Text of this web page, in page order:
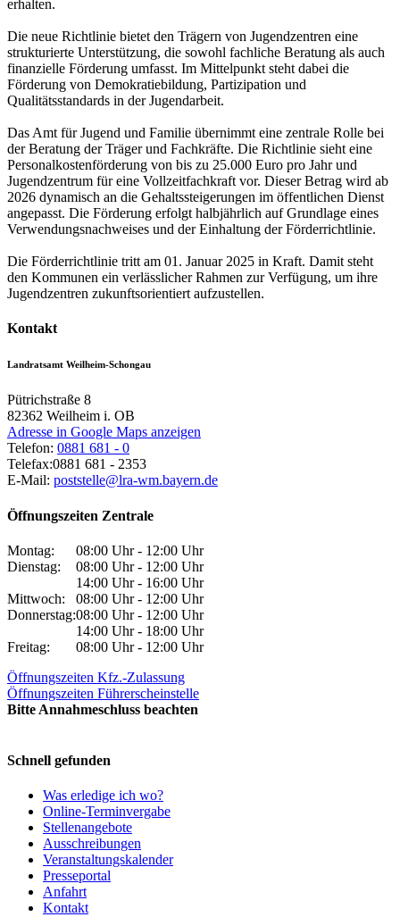
erhalten.
Die neue Richtlinie bietet den Trägern von Jugendzentren eine
strukturierte Unterstützung, die sowohl fachliche Beratung als auch
finanzielle Förderung umfasst. Im Mittelpunkt steht dabei die
Förderung von Demokratiebildung, Partizipation und
Qualitätsstandards in der Jugendarbeit.
Das Amt für Jugend und Familie übernimmt eine zentrale Rolle bei
der Beratung der Träger und Fachkräfte. Die Richtlinie sieht eine
Personalkostenförderung von bis zu 25.000 Euro pro Jahr und
Jugendzentrum für eine Vollzeitfachkraft vor. Dieser Betrag wird ab
2026 dynamisch an die Gehaltssteigerungen im öffentlichen Dienst
angepasst. Die Förderung erfolgt halbjährlich auf Grundlage eines
Verwendungsnachweises und der Einhaltung der Förderrichtlinie.
Die Förderrichtlinie tritt am 01. Januar 2025 in Kraft. Damit steht
den Kommunen ein verlässlicher Rahmen zur Verfügung, um ihre
Jugendzentren zukunftsorientiert aufzustellen.
Kontakt
Landratsamt Weilheim-Schongau
Pütrichstraße 8
82362 Weilheim i. OB
Adresse in Google Maps anzeigen
Telefon: 0881 681 - 0
Telefax:0881 681 - 2353
E-Mail: poststelle@lra-wm.bayern.de
Öffnungszeiten Zentrale
Montag:
08:00 Uhr - 12:00 Uhr
Dienstag:
08:00 Uhr - 12:00 Uhr
14:00 Uhr - 16:00 Uhr
Mittwoch:
08:00 Uhr - 12:00 Uhr
Donnerstag:08:00 Uhr - 12:00 Uhr
14:00 Uhr - 18:00 Uhr
Freitag:
08:00 Uhr - 12:00 Uhr
Öffnungszeiten Kfz.-Zulassung
Öffnungszeiten Führerscheinstelle
Bitte Annahmeschluss beachten
Schnell gefunden
Was erledige ich wo?
Online-Terminvergabe
Stellenangebote
Ausschreibungen
Veranstaltungskalender
Presseportal
Anfahrt
Kontakt